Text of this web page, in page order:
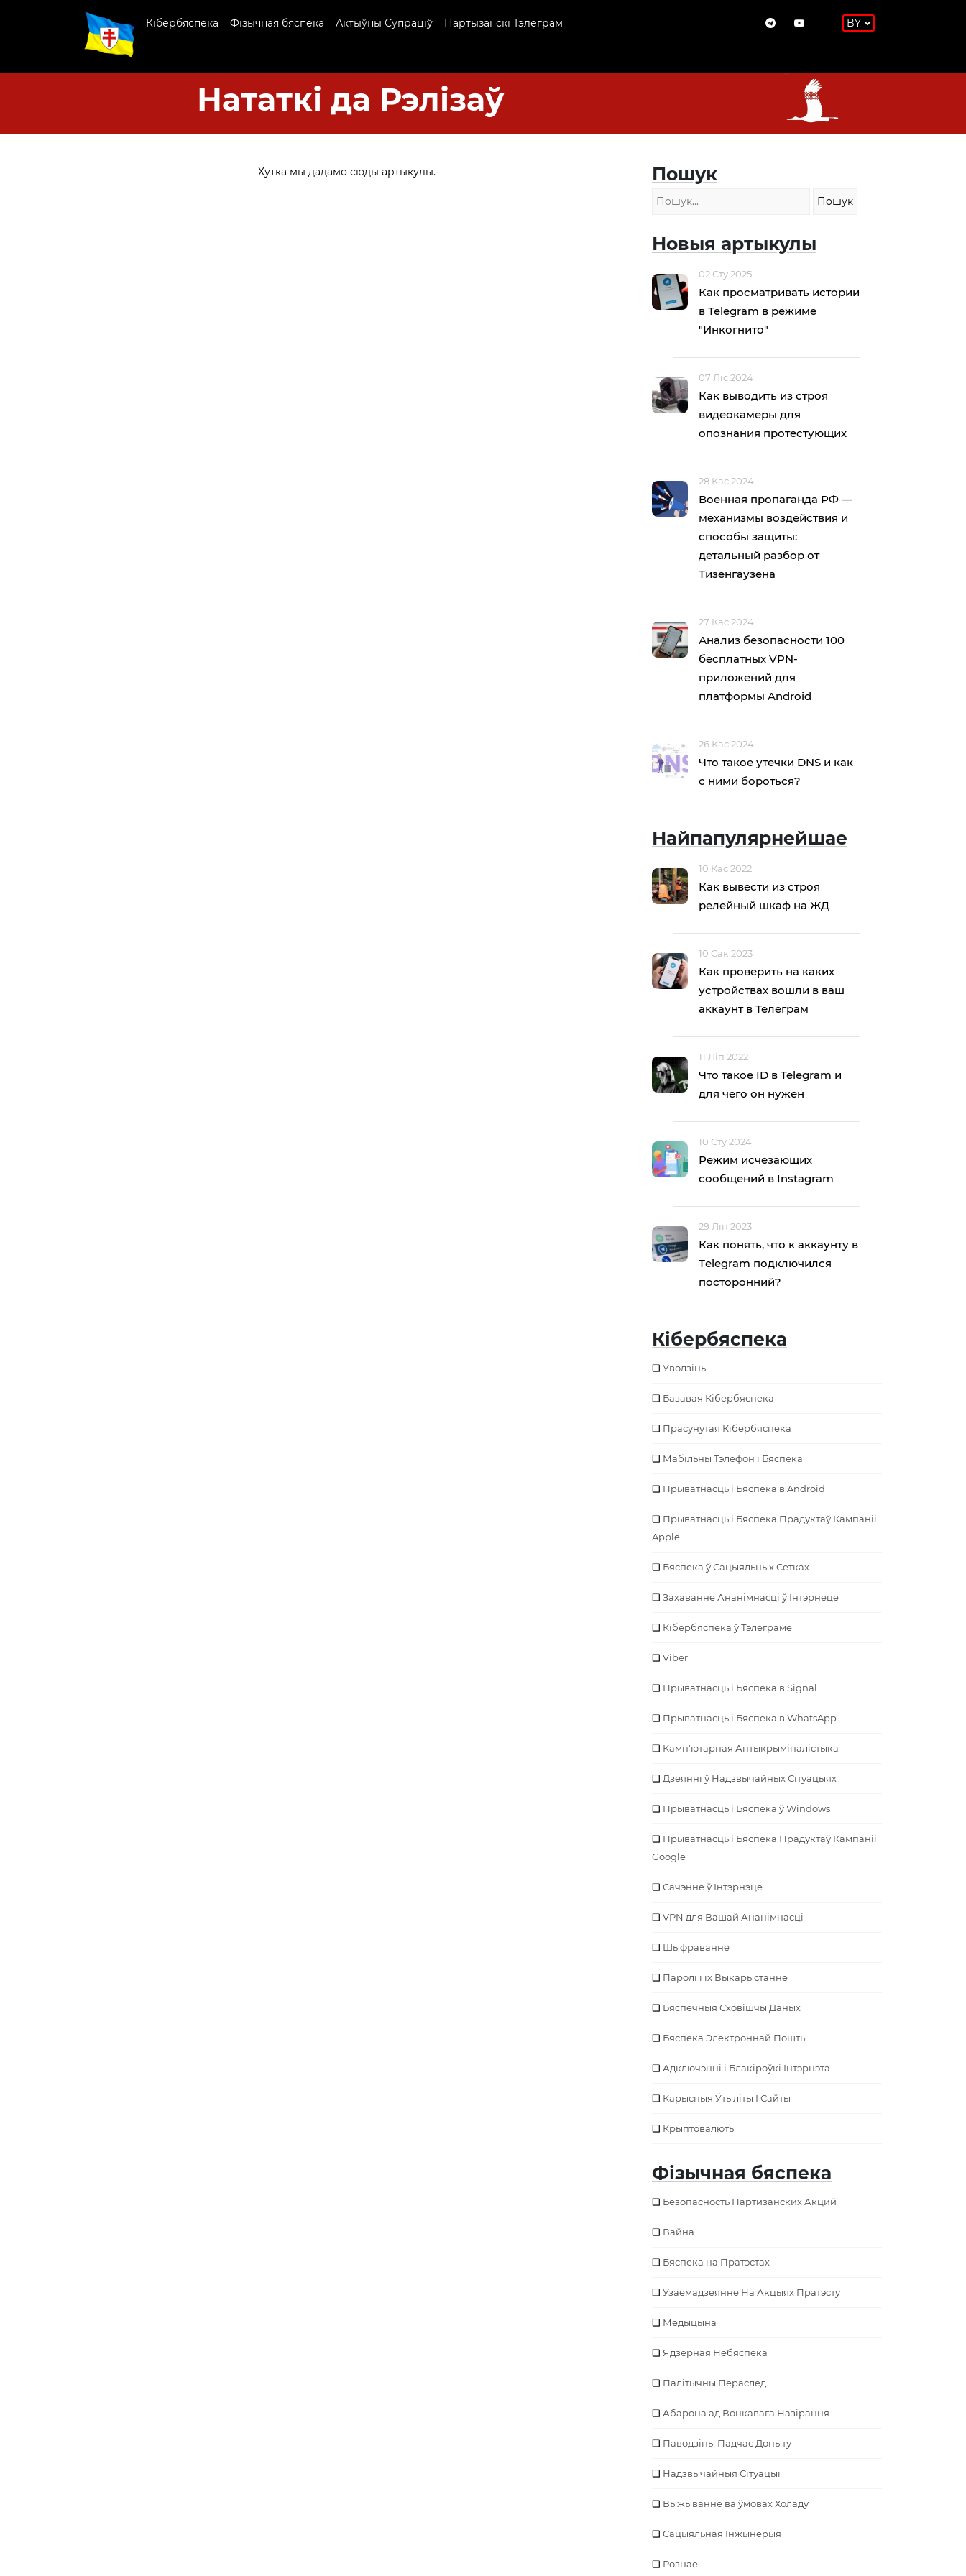
Кібербяспека Фізычная бяспека Актыўны Супраціў Партызанскі Тэлеграм
Нататкі да Рэлізаў
Хутка мы дадамо сюды артыкулы. Пошук
Новыя артыкулы
02 Сту 2025
Как просматривать истории
в Telegram в режиме
"Инкогнито"
07 Ліс 2024
Как выводить из строя
видеокамеры для
опознания протестующих
28 Кас 2024
Военная пропаганда РФ —
механизмы воздействия и
способы защиты:
детальный разбор от
Тизенгаузена
27 Кас 2024
Анализ безопасности 100
бесплатных VPN-
приложений для
платформы Android
26 Кас 2024
Что такое утечки DNS и как
с ними бороться?
Найпапулярнейшае
10 Кас 2022
Как вывести из строя
релейный шкаф на ЖД
10 Сак 2023
Как проверить на каких
устройствах вошли в ваш
аккаунт в Телеграм
11 Ліп 2022
Что такое ID в Telegram и
для чего он нужен
10 Сту 2024
Режим исчезающих
сообщений в Instagram
29 Ліп 2023
Как понять, что к аккаунту в
Тelegram подключился
посторонний?
Кібербяспека
Уводзіны
Базавая Кібербяспека
Прасунутая Кібербяспека
Мабільны Тэлефон і Бяспека
Прыватнасць і Бяспека в Android
Прыватнасць і Бяспека Прадуктаў Кампаніі
Apple
Бяспека ў Сацыяльных Сетках
Захаванне Ананімнасці ў Інтэрнеце
Кібербяспека ў Тэлеграме
Viber
Прыватнасць і Бяспека в Signal
Прыватнасць і Бяспека в WhatsApp
Камп'ютарная Антыкрыміналістыка
Дзеянні ў Надзвычайных Сітуацыях
Прыватнасць і Бяспека ў Windows
Прыватнасць і Бяспека Прадуктаў Кампаніі
Google
Сачэнне ў Інтэрнэце
VPN для Вашай Ананімнасці
Шыфраванне
Паролі і іх Выкарыстанне
Бяспечныя Сховішчы Даных
Бяспека Электроннай Пошты
Адключэнні і Блакіроўкі Інтэрнэта
Карысныя Ўтыліты І Сайты
Крыптовалюты
Фізычная бяспека
Безопасность Партизанских Акций
Вайна
Бяспека на Пратэстах
Узаемадзеянне На Акцыях Пратэсту
Медыцына
Ядзерная Небяспека
Палітычны Пераслед
Абарона ад Вонкавага Назірання
Паводзіны Падчас Допыту
Надзвычайныя Сітуацыі
Выжыванне ва ўмовах Холаду
Cацыяльная Інжынерыя
Рознае